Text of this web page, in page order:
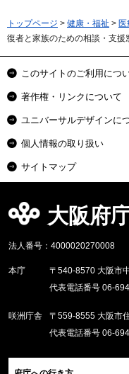
トップページ > 健康・福祉 > 医
復者と家族のための相談・支援
このサイトのご利用につ
著作権・リンクについて
ユニバーサルデザインに
個人情報の取り扱い
サイトマップ
大阪府
法人番号：4000020270008
本庁
〒540-8570 大阪市
代表電話番号 06-
咲洲庁舎
〒559-8555 大阪市
代表電話番号 06-